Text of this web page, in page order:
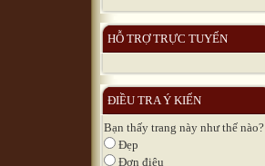
HỖ TRỢ TRỰC TUYẾN
ĐIỀU TRA Ý KIẾN
Bạn thấy trang này như thế nào?
Đẹp
Đơn điệu